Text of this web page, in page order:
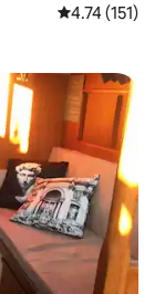
Calificación
4.74 (151)